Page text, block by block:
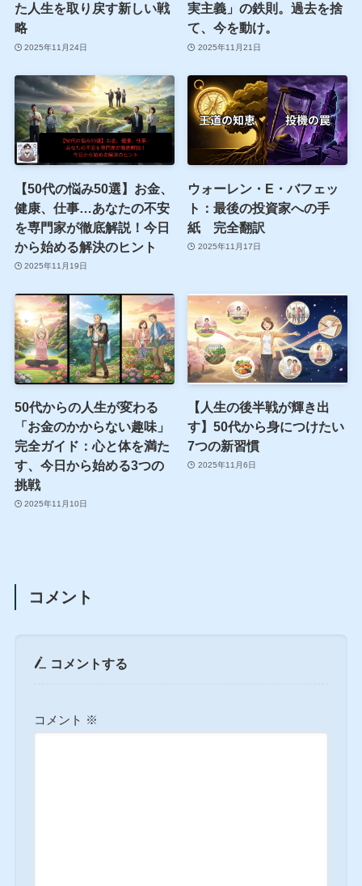
た人生を取り戻す新しい戦
略
2025年11月24日
実主義」の鉄則。過去を捨
て、今を動け。
2025年11月21日
【50代の悩み50選】お金、
健康、仕事…あなたの不安
を専門家が徹底解説！今日
から始める解決のヒント
2025年11月19日
ウォーレン・E・バフェッ
ト：最後の投資家への手
紙 完全翻訳
2025年11月17日
50代からの人生が変わる
「お金のかからない趣味」
完全ガイド：心と体を満た
す、今日から始める3つの
挑戦
2025年11月10日
【人生の後半戦が輝き出
す】50代から身につけたい
7つの新習慣
2025年11月6日
コメント
コメントする
コメント ※